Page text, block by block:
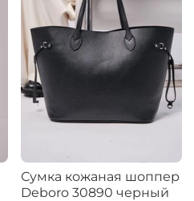
Сумка кожаная шоппер
Deboro 30890 черный